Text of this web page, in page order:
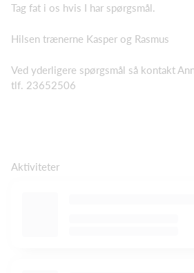
Tag fat i os hvis I har spørgsmål.
Hilsen trænerne Kasper og Rasmus
Ved yderligere spørgsmål så kontakt
tlf. 23652506
Aktiviteter